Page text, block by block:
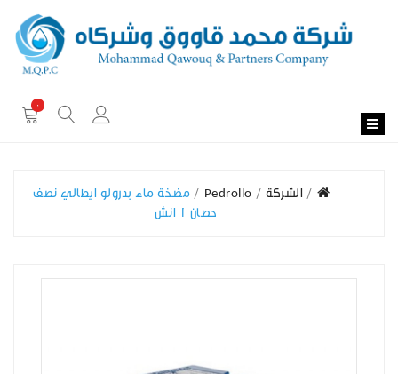
0
الشركة Pedrollo
مضخة ماء بدرولو ايطالي نصف
حصان 1 انش